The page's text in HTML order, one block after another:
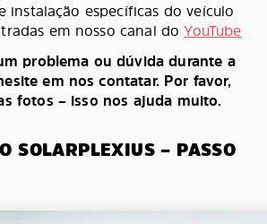
instalação específicas do veículo
em nosso canal doYouTube
problema ou dúvida durante a
em nos contatar. Por favor,
fotos – isso nos ajuda muito.
SOLARPLEXIUS – PASSO